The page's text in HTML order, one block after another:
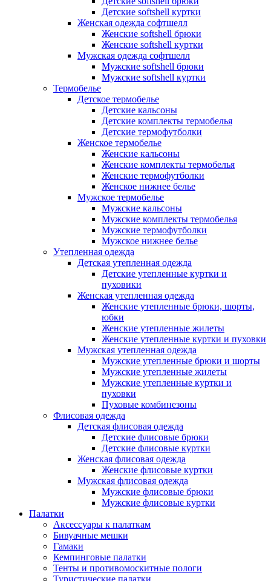
Детские softshell куртки
Женская одежда софтшелл
Женские softshell брюки
Женские softshell куртки
Мужская одежда софтшелл
Мужские softshell брюки
Мужские softshell куртки
Термобелье
Детское термобелье
Детские кальсоны
Детские комплекты термобелья
Детские термофутболки
Женское термобелье
Женские кальсоны
Женские комплекты термобелья
Женские термофутболки
Женское нижнее белье
Мужское термобелье
Мужские кальсоны
Мужские комплекты термобелья
Мужские термофутболки
Мужское нижнее белье
Утепленная одежда
Детская утепленная одежда
Детские утепленные куртки и
пуховики
Женская утепленная одежда
Женские утепленные брюки, шорты,
юбки
Женские утепленные жилеты
Женские утепленные куртки и пуховки
Мужская утепленная одежда
Мужские утепленные брюки и шорты
Мужские утепленные жилеты
Мужские утепленные куртки и
пуховки
Пуховые комбинезоны
Флисовая одежда
Детская флисовая одежда
Детские флисовые брюки
Детские флисовые куртки
Женская флисовая одежда
Женские флисовые куртки
Мужская флисовая одежда
Мужские флисовые брюки
Мужские флисовые куртки
Палатки
Аксессуары к палаткам
Бивуачные мешки
Гамаки
Кемпинговые палатки
Тенты и противомоскитные пологи
Туристические палатки